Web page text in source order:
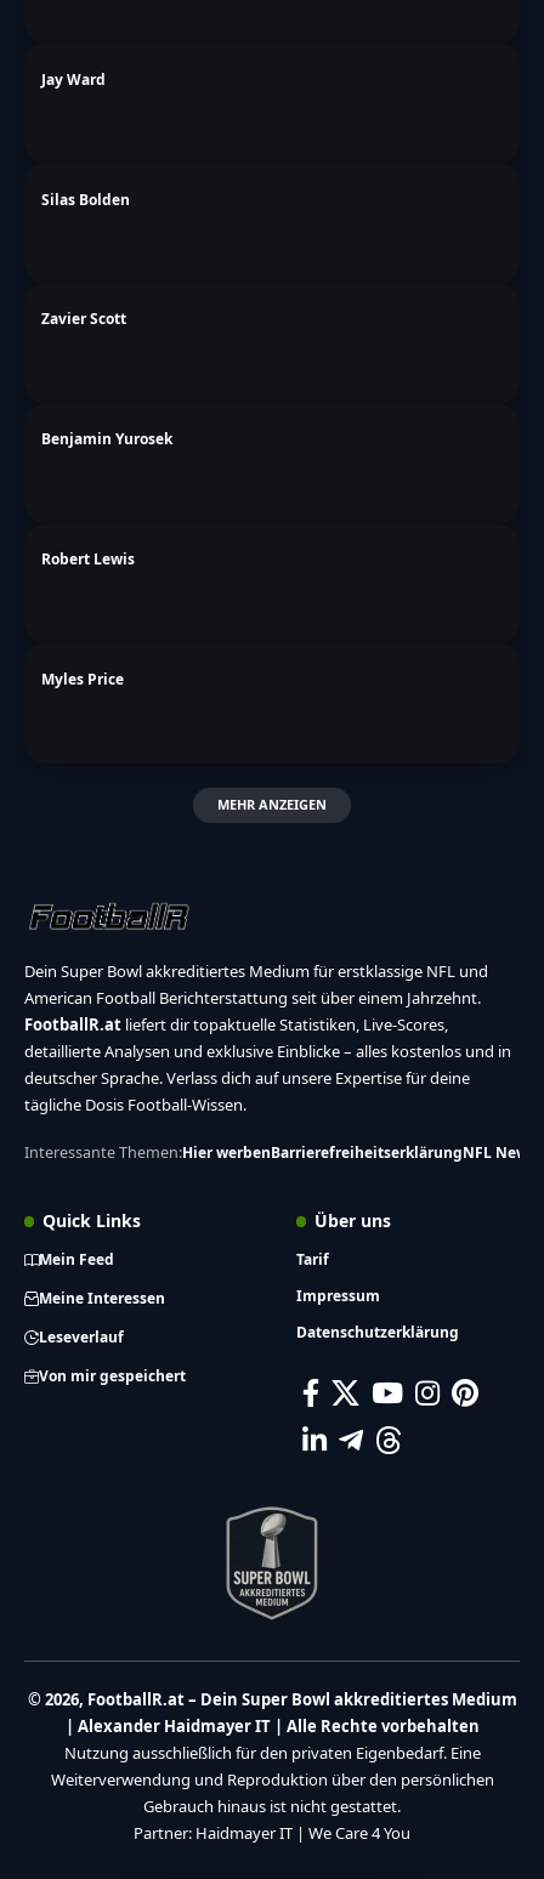
Jay Ward
Silas Bolden
Zavier Scott
Benjamin Yurosek
Robert Lewis
Myles Price
MEHR ANZEIGEN
Dein Super Bowl akkreditiertes Medium für erstklassige NFL und
American Football Berichterstattung seit über einem Jahrzehnt.
FootballR.at liefert dir topaktuelle Statistiken, Live-Scores,
detaillierte Analysen und exklusive Einblicke – alles kostenlos und in
deutscher Sprache. Verlass dich auf unsere Expertise für deine
tägliche Dosis Football-Wissen.
Interessante Themen:Hier werbenBarrierefreiheitserklärungNFL News
Quick Links
Mein Feed
Meine Interessen
Leseverlauf
Von mir gespeichert
Über uns
Tarif
Impressum
Datenschutzerklärung
© 2026, FootballR.at – Dein Super Bowl akkreditiertes Medium
| Alexander Haidmayer IT | Alle Rechte vorbehalten
Nutzung ausschließlich für den privaten Eigenbedarf. Eine
Weiterverwendung und Reproduktion über den persönlichen
Gebrauch hinaus ist nicht gestattet.
Partner: Haidmayer IT | We Care 4 You